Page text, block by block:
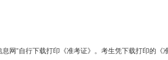
网”自行下载打印《准考证》。考生凭下载打印的《